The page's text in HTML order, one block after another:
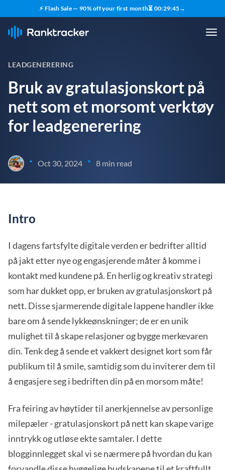
⚡ Flash Sale — 90% off your first month⏳ 00:29:44→
LEADGENERERING
Bruk av gratulasjonskort på
nett som et morsomt verktøy
for leadgenerering
• Oct 30, 2024 • 8 min read
Intro
I dagens fartsfylte digitale verden er bedrifter alltid
på jakt etter nye og engasjerende måter å komme i
kontakt med kundene på. En herlig og kreativ strategi
som har dukket opp, er bruken av gratulasjonskort på
nett. Disse sjarmerende digitale lappene handler ikke
bare om å sende lykkeønskninger; de er en unik
mulighet til å skape relasjoner og bygge merkevaren
din. Tenk deg å sende et vakkert designet kort som får
publikum til å smile, samtidig som du inviterer dem til
å engasjere seg i bedriften din på en morsom måte!
Fra feiring av høytider til anerkjennelse av personlige
milepæler - gratulasjonskort på nett kan skape varige
inntrykk og utløse ekte samtaler. I dette
blogginnlegget skal vi se nærmere på hvordan du kan